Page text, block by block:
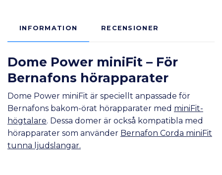
INFORMATION RECENSIONER
Dome Power miniFit – För
Bernafons hörapparater
Dome Power miniFit är speciellt anpassade för
Bernafons bakom-örat hörapparater med miniFit-
högtalare. Dessa domer är också kompatibla med
hörapparater som använder Bernafon Corda miniFit
tunna ljudslangar.